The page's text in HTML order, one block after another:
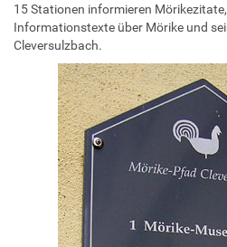
15 Stationen informieren
Informationstexte über Mörike und
Cleversulzbach.